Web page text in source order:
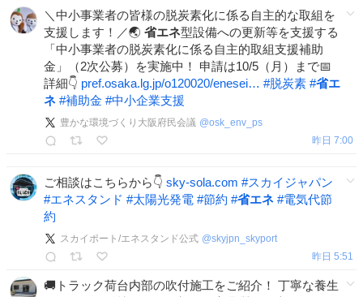
＼中小事業者の皆様の脱炭素化に係る自主的な取組を
支援します！／🌏 省エネ型設備への更新等を支援する
「中小事業者の脱炭素化に係る自主的取組支援補助
金」（2次公募）を実施中！ 申請は10/5（月）まで📅
詳細👇 pref.osaka.lg.jp/o120020/enesei… #脱炭素 #省エ
ネ #補助金 #中小企業支援
豊かな環境づくり大阪府民会議 @osk_env_ps
昨日 7:00
ご相談はこちらから👇 sky-sola.com #スカイジャパン
#エネスタンド #太陽光発電 #節約 #省エネ #電気代節
約
スカイポート/エネスタンド公式 @skyjpn_skyport
昨日 5:51
🚚トラック荷台内部の吹付施工をご紹介！ 丁寧な養生